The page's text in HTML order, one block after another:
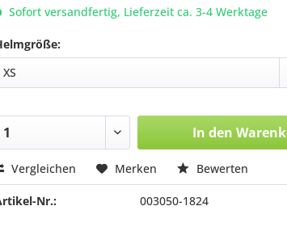
Sofort versandfertig, Lieferzeit ca. 3-4 Werktage
In den
Vergleichen Merken Bewerten
Nr.: 003050-1824